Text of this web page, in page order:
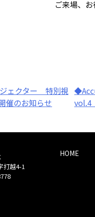
ご来場、お
ェクター 特別視
のお知らせ
vol.4
打越4-1
HOME